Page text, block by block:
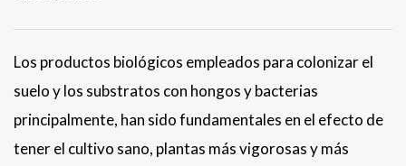
Los productos biológicos empleados para colonizar el
suelo y los substratos con hongos y bacterias
principalmente, han sido fundamentales en el efecto de
tener el cultivo sano, plantas más vigorosas y más